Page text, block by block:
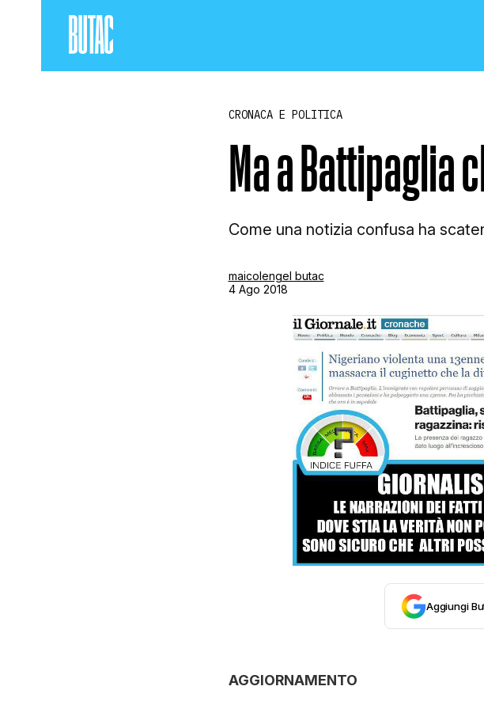
CRONACA E
SALUTE E
STORIA E
COMPLOTTI,
EDITORIALI
TRUFFE E
CLIMA ED
CRONACA E POLITICA
Ma a Battipaglia
Come una notizia confusa ha
maicolengel butac
4 Ago 2018
Aggiungi
AGGIORNAMENTO